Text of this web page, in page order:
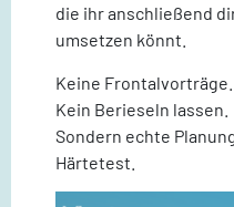
die ihr anschließend
umsetzen könnt.
Keine Frontalvorträge.
Kein Berieseln lassen.
Sondern echte
Härtetest.